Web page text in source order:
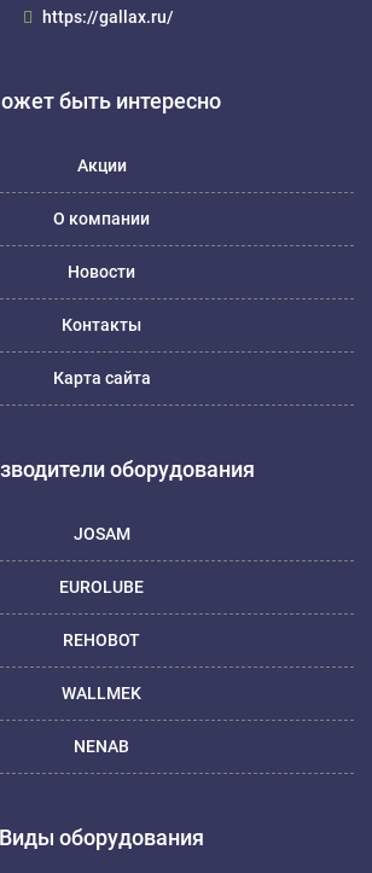
https://gallax.ru/
быть интересно
Акции
О компании
Новости
Контакты
Карта сайта
оборудования
JOSAM
EUROLUBE
REHOBOT
WALLMEK
NENAB
Виды оборудования